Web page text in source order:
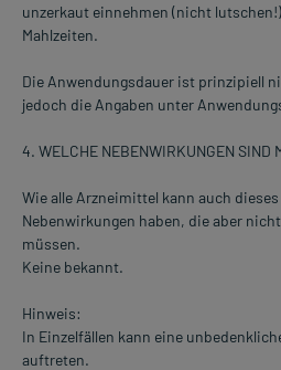
unzerkaut einnehmen (nicht
Mahlzeiten.
Die Anwendungsdauer ist prinzipiell
jedoch die Angaben unter
4. WELCHE NEBENWIRKUNGEN SIND
Wie alle Arzneimittel kann auch
Nebenwirkungen haben, die aber
müssen.
Keine bekannt.
Hinweis:
In Einzelfällen kann eine
auftreten.